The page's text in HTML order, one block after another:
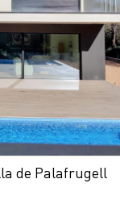
de Palafrugell